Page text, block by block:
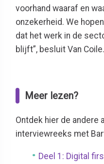
voorhand waaraf en
onzekerheid. We
dat het werk in de
blijft”, besluit Van Coile.
Meer lezen?
Ontdek hier de andere
interviewreeks met
Deel 1: Digital